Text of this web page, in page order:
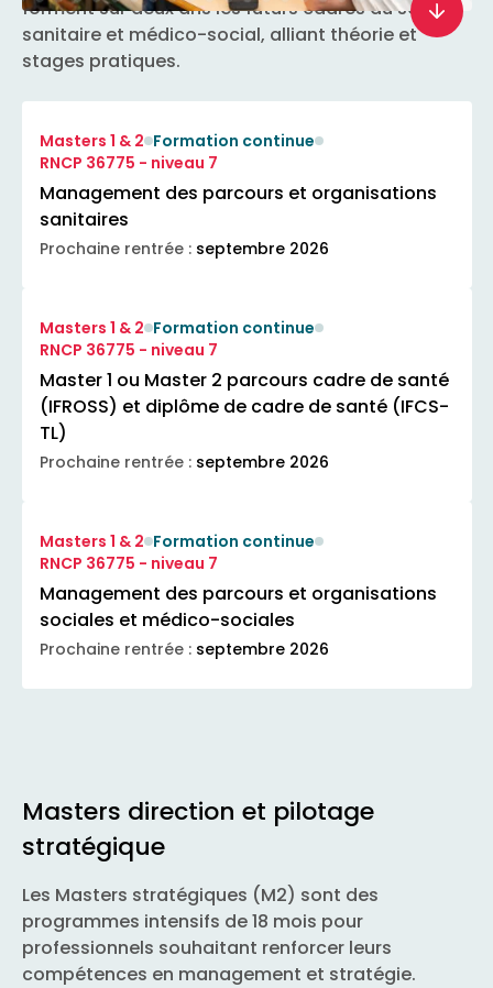
forment sur deux ans les futurs cadres du secteur
sanitaire et médico-social, alliant théorie et
stages pratiques.
Masters 1 & 2 Formation continue
RNCP 36775 - niveau 7
Management des parcours et organisations
sanitaires
Prochaine rentrée : septembre 2026
Masters 1 & 2 Formation continue
RNCP 36775 - niveau 7
Master 1 ou Master 2 parcours cadre de santé
(IFROSS) et diplôme de cadre de santé (IFCS-
TL)
Prochaine rentrée : septembre 2026
Masters 1 & 2 Formation continue
RNCP 36775 - niveau 7
Management des parcours et organisations
sociales et médico-sociales
Prochaine rentrée : septembre 2026
Masters direction et pilotage
stratégique
Les Masters stratégiques (M2) sont des
programmes intensifs de 18 mois pour
professionnels souhaitant renforcer leurs
compétences en management et stratégie.